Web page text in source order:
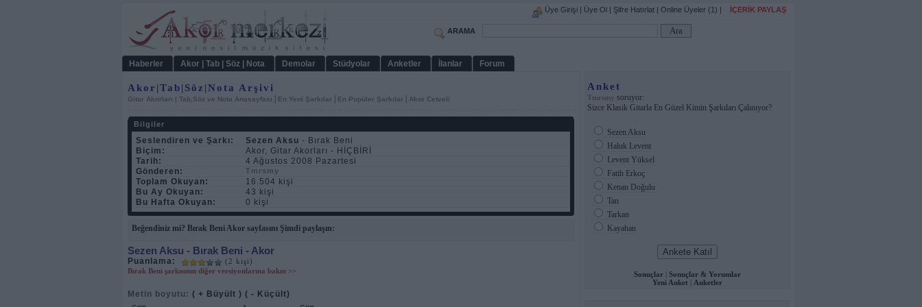
Üye Girişi | Üye Ol | Şifre Hatırlat | Online Üyeler (1) | İÇERİK PAYLAŞ
ARAMA
Haberler Akor | Tab | Söz | Nota Demolar Stüdyolar Anketler İlanlar Forum
Akor|Tab|Söz|Nota Arşivi
Gitar Akorları | Tab,Söz ve Nota Anasayfası En Yeni Şarkılar En Popüler Şarkılar Akor Cetveli
Bilgiler
Seslendiren ve Şarkı: Sezen Aksu - Bırak Beni
Biçim:
Akor, Gitar Akorları - HİÇBİRİ
Tarih:
4 Ağustos 2008 Pazartesi
Gönderen:
Tmrsmy
Toplam Okuyan:
16.504 kişi
Bu Ay Okuyan:
43 kişi
Bu Hafta Okuyan:
0 kişi
Beğendiniz mi? Bırak Beni Akor sayfasını Şimdi paylaşın:
Sezen Aksu - Bırak Beni - Akor
Puanlama:
(2 kişi)
Bırak Beni şarkısının diğer versiyonlarına bakın >>
Metin boyutu: ( + Büyült ) ( - Küçült)
Anket
Tmrsmy soruyor:
Sizce Klasik Gitarla En Güzel Kimin Şarkıları Çalınıyor?
Sezen Aksu
Haluk Levent
Levent Yüksel
Fatih Erkoç
Kenan Doğulu
Tan
Tarkan
Kayahan
Sonuçlar
Sonuçlar & Yorumlar
Yeni Anket
Anketler